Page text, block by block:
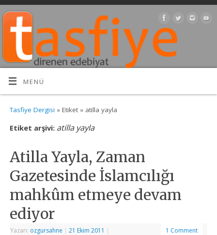
MENÜ
Tasfiye Dergisi » Etiket » atilla yayla
Etiket arşivi: atilla yayla
Atilla Yayla, Zaman
Gazetesinde İslamcılığı
mahkûm etmeye devam
ediyor
Yazarı: ozgursahne | 21 Ekim 2011 | 1 Comment